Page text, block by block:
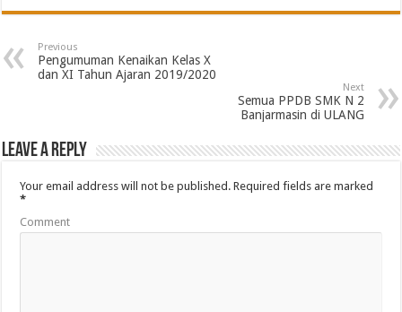
Previous
Pengumuman Kenaikan Kelas X
dan XI Tahun Ajaran 2019/2020
Next
Semua PPDB SMK N 2
Banjarmasin di ULANG
Leave a Reply
Your email address will not be published. Required fields are marked
*
Comment